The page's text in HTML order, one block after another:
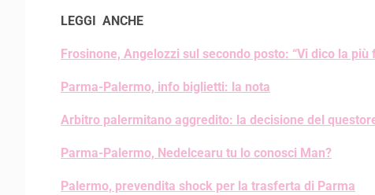
LEGGI ANCHE
Frosinone, Angelozzi sul secondo posto: “Vi dico la più
Parma-Palermo, info biglietti: la nota
Arbitro palermitano aggredito: la decisione del
Parma-Palermo, Nedelcearu tu lo conosci Man?
Palermo, prevendita shock per la trasferta di Parma